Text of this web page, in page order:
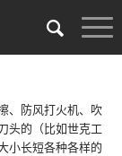
、防风打火机、吹
头的（比如世克工
小长短各种各样的